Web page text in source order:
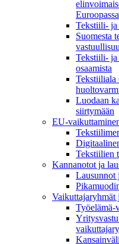
Euroopassa
Tekstiili- ja
Suomesta
Tekstiili- ja
osaamista
Tekstiiliala
Luodaan
siirtymään
EU-
Tekstiilien
Kannanotot ja
Lausunnot
Vaikuttajaryhmät
Työelämä-